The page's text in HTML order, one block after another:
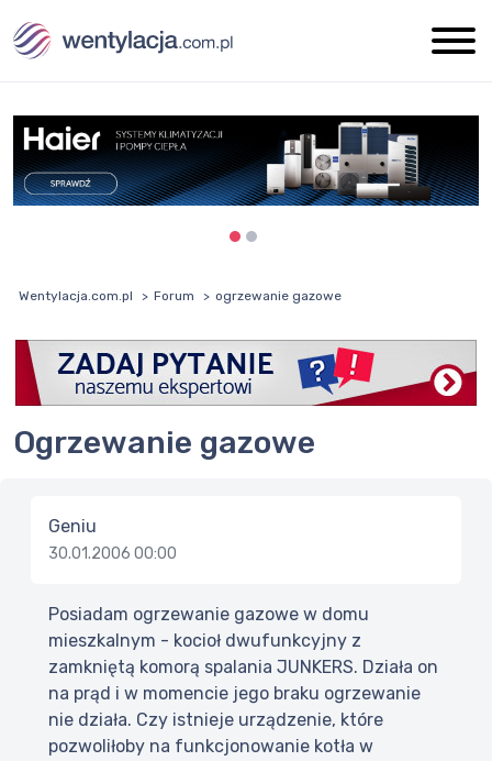
Wentylacja.com.pl Forum ogrzewanie gazowe
ogrzewanie gazowe
Geniu
30.01.2006 00:00
Posiadam ogrzewanie gazowe w domu
mieszkalnym - kocioł dwufunkcyjny z
zamkniętą komorą spalania JUNKERS. Działa on
na prąd i w momencie jego braku ogrzewanie
nie działa. Czy istnieje urządzenie, które
pozwoliłoby na funkcjonowanie kotła w